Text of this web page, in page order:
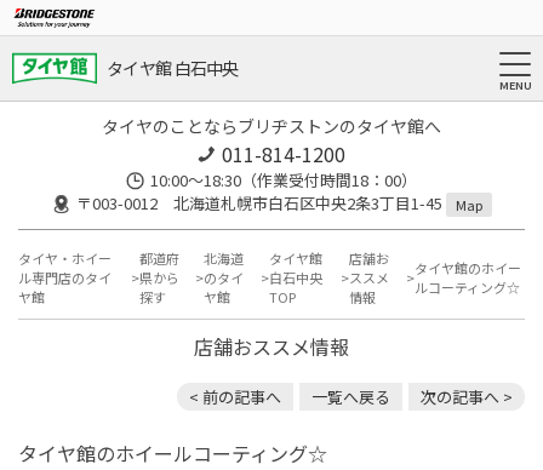
タイヤ館 白石中央
タイヤのことならブリヂストンのタイヤ館へ
011-814-1200
10:00～18:30（作業受付時間18：00）
〒003-0012 北海道札幌市白石区中央2条3丁目1-45
Map
タイヤ・ホイー
ル専門店のタイ
ヤ館
都道府
県から
探す
北海道
のタイ
ヤ館
タイヤ館
白石中央
TOP
店舗お
ススメ
情報
タイヤ館のホイー
ルコーティング☆
店舗おススメ情報
< 前の記事へ 一覧へ戻る 次の記事へ >
タイヤ館のホイールコーティング☆